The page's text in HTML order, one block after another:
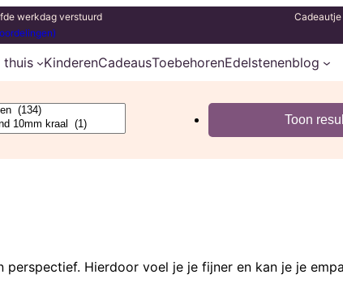
werkdag verstuurd
thuis KinderenCadeausToebehorenEdelstenenblog
perspectief. Hierdoor voel je je fijner en kan je je